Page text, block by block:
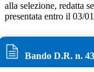
alla selezione, redatta
presentata entro il 03/
Bando D.R. n.